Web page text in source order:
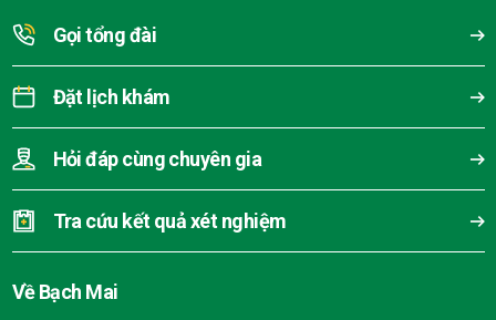
Gọi tổng đài
Đặt lịch khám
Hỏi đáp cùng chuyên gia
Tra cứu kết quả xét nghiệm
Về Bạch Mai